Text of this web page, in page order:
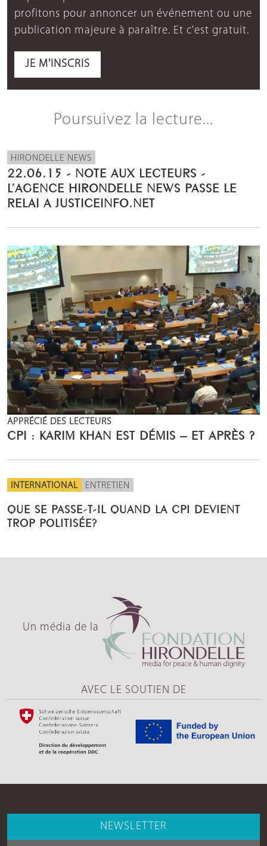
profitons pour annoncer un événement ou une
publication majeure à paraître. Et c'est gratuit.
JE M'INSCRIS
Poursuivez la lecture...
HIRONDELLE NEWS
22.06.15 - NOTE AUX LECTEURS -
L’AGENCE HIRONDELLE NEWS PASSE LE
RELAI A JUSTICEINFO.NET
APPRÉCIÉ DES LECTEURS
CPI : KARIM KHAN EST DÉMIS – ET APRÈS ?
INTERNATIONAL ENTRETIEN
QUE SE PASSE-T-IL QUAND LA CPI DEVIENT
TROP POLITISÉE?
Un média de la
AVEC LE SOUTIEN DE
NEWSLETTER